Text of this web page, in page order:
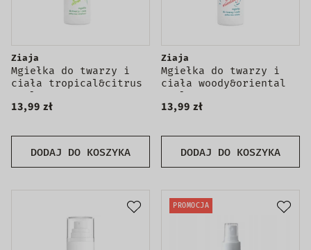
DODAJ DO KOSZYKA
Ziaja
Mgiełka do twarzy i
ciała tropical&citrus
90ml
13,99 zł
DODAJ DO KOSZYKA
Ziaja
Mgiełka do twarzy i
ciała woody&oriental
90ml
13,99 zł
PROMOCJA